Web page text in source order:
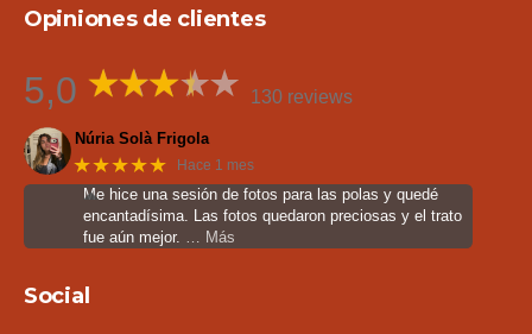
Opiniones de clientes
5,0 130 reviews
Núria Solà Frigola
★★★★★ Hace 1 mes
Me hice una sesión de fotos para las polas y quedé
encantadísima. Las fotos quedaron preciosas y el trato
fue aún mejor. … Más
Social